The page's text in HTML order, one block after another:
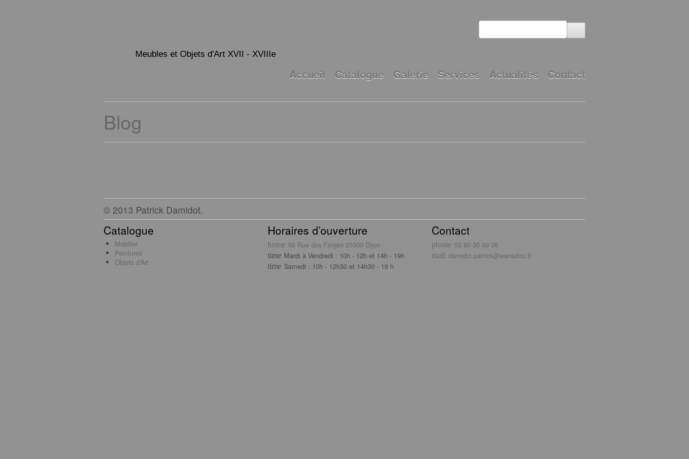
Meubles et Objets d'Art XVII - XVIIIe
Accueil Catalogue Galerie Services Actualités Contact
Blog
© 2013 Patrick Damidot.
Catalogue
Mobilier
Peintures
Objets d’Art
Horaires d’ouverture
56 Rue des Forges 21000 Dijon
Mardi à Vendredi : 10h - 12h et 14h - 19h
Samedi : 10h - 12h30 et 14h30 - 19 h
Contact
03 80 30 09 05
damidot.patrick@wanadoo.fr